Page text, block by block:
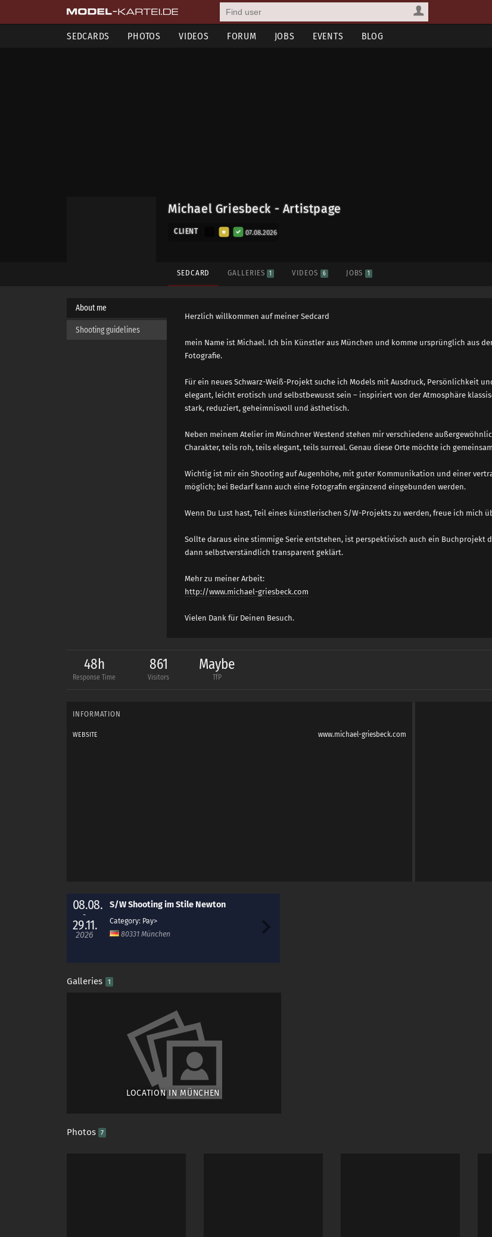
SEDCARDS PHOTOS VIDEOS FORUM JOBS EVENTS BLOG
Michael Griesbeck - Artistpage
CLIENT 07.08.2026
SEDCARD GALLERIES 1 VIDEOS 6 JOBS 1
About me
Shooting guidelines
Herzlich willkommen auf meiner Sedcard
mein Name ist Michael. Ich bin Künstler aus München und komme ursprünglich aus
Fotografie.
Für ein neues Schwarz-Weiß-Projekt suche ich Models mit Ausdruck, Persönlichkeit
elegant, leicht erotisch und selbstbewusst sein – inspiriert von der Atmosphäre
stark, reduziert, geheimnisvoll und ästhetisch.
Neben meinem Atelier im Münchner Westend stehen mir verschiedene
Charakter, teils roh, teils elegant, teils surreal. Genau diese Orte möchte ich
Wichtig ist mir ein Shooting auf Augenhöhe, mit guter Kommunikation und einer
möglich; bei Bedarf kann auch eine Fotografin ergänzend eingebunden werden.
Wenn Du Lust hast, Teil eines künstlerischen S/W-Projekts zu werden, freue ich mich
Sollte daraus eine stimmige Serie entstehen, ist perspektivisch auch ein Buchprojekt
dann selbstverständlich transparent geklärt.
Mehr zu meiner Arbeit:
http://www.michael-griesbeck.com
Vielen Dank für Deinen Besuch.
48h
Response Time
861
Visitors
Maybe
TfP
INFORMATION
WEBSITE www.michael-griesbeck.com
08.08.
-
29.11.
2026
S/W Shooting im Stile Newton
Category: Pay
80331 München
Galleries 1
LOCATION IN MÜNCHEN
Photos 7